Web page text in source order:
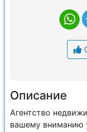
Описание
Агентство
вашему вниманию